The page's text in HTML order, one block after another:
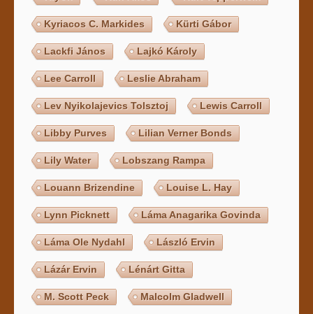
Kyriacos C. Markides Kürti Gábor
Lackfi János Lajkó Károly
Lee Carroll Leslie Abraham
Lev Nyikolajevics Tolsztoj Lewis Carroll
Libby Purves Lilian Verner Bonds
Lily Water Lobszang Rampa
Louann Brizendine Louise L. Hay
Lynn Picknett Láma Anagarika Govinda
Láma Ole Nydahl László Ervin
Lázár Ervin Lénárt Gitta
M. Scott Peck Malcolm Gladwell